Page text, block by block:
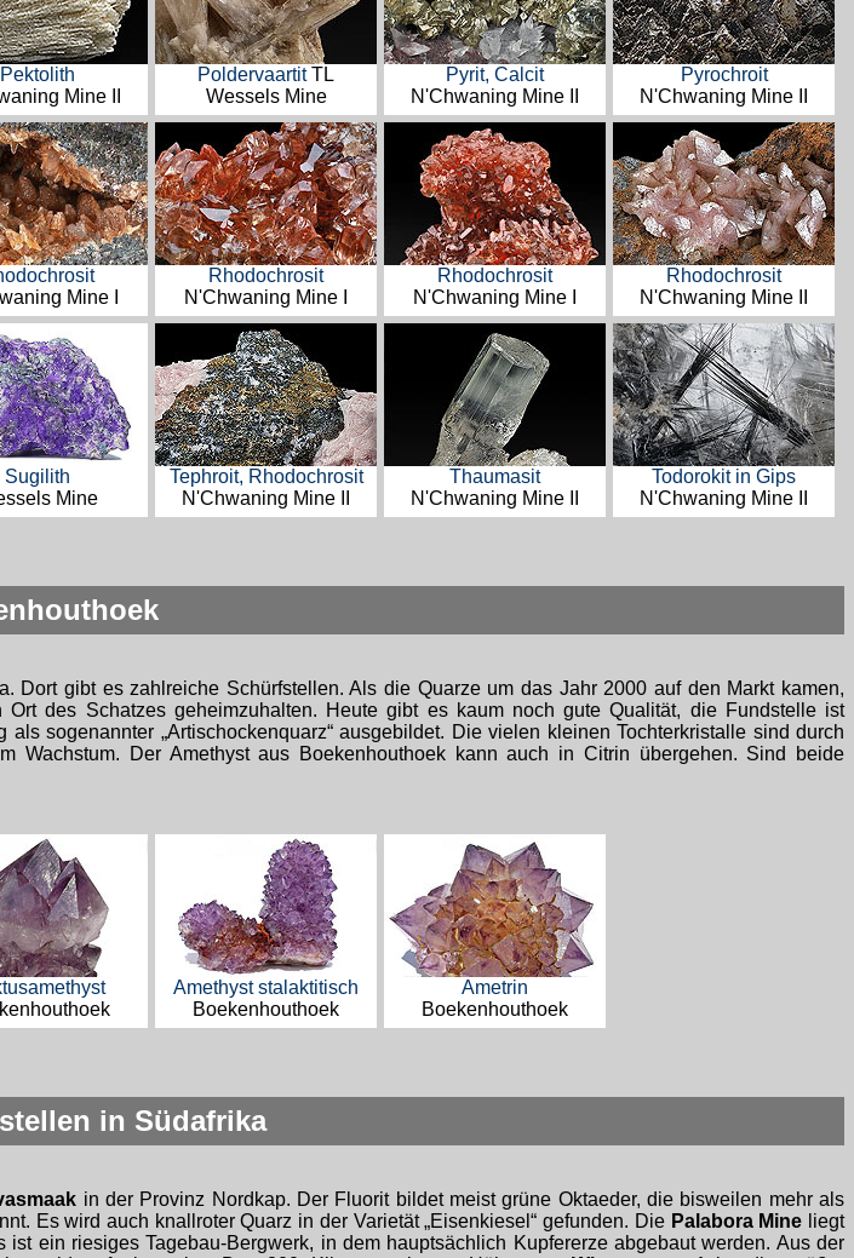
Pektolith
Mine II
PoldervaartitTL
Wessels Mine
Pyrit, Calcit
N'Chwaning Mine II
Pyrochroit
N'Chwaning Mine II
Mine I
Rhodochrosit
N'Chwaning Mine I
Rhodochrosit
N'Chwaning Mine I
Rhodochrosit
N'Chwaning Mine II
Sugilith
Mine
Tephroit, Rhodochrosit
N'Chwaning Mine II
Thaumasit
N'Chwaning Mine II
Todorokit in Gips
N'Chwaning Mine II
Dort gibt es zahlreiche Schürfstellen. Als die Quarze um das Jahr 2000 auf den Markt kamen,
des Schatzes geheimzuhalten. Heute gibt es kaum noch gute Qualität, die Fundstelle ist
sogenannter „Artischockenquarz“ ausgebildet. Die vielen kleinen Tochterkristalle sind durch
Wachstum. Der Amethyst aus Boekenhouthoek kann auch in Citrin übergehen. Sind beide
Amethyst stalaktitisch
Boekenhouthoek
Ametrin
Boekenhouthoek
in Südafrika
in der Provinz Nordkap. Der Fluorit bildet meist grüne Oktaeder, die bisweilen mehr als
Es wird auch knallroter Quarz in der Varietät „Eisenkiesel“ gefunden. Die Palabora Mine liegt
ein riesiges Tagebau-Bergwerk, in dem hauptsächlich Kupfererze abgebaut werden. Aus der